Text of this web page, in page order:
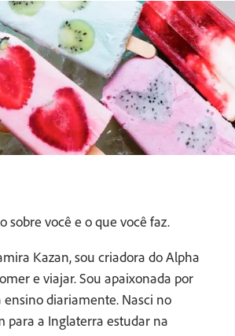
sobre você e o que você faz.
Kazan, sou criadora do Alpha
e viajar. Sou apaixonada por
diariamente. Nasci no
para a Inglaterra estudar na